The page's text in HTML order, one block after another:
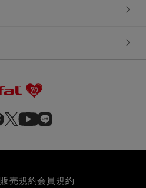
販売規約会員規約